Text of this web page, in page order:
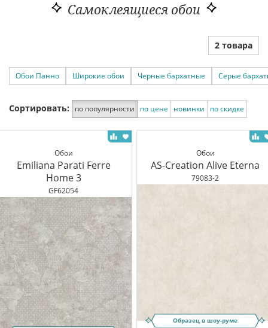
Самоклеящиеся обои
2 товара
Обои Панно Широкие обои Черные бархатные Серые
Сортировать: по популярности по цене новинки по скидке
Обои
Emiliana Parati Ferre
Home 3
GF62054
Обои
AS-Creation Alive Eterna
79083-2
Образец в шоу-руме